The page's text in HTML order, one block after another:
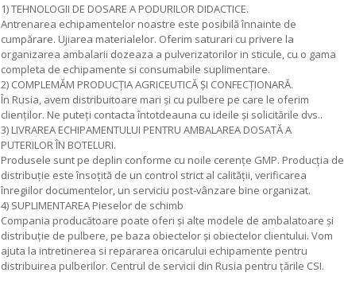
1) TEHNOLOGII DE DOSARE A PODURILOR DIDACTICE.
Antrenarea echipamentelor noastre este posibilă înnainte de
cumpărare. Ujiarea materialelor. Oferim saturari cu privere la
organizarea ambalarii dozeaza a pulverizatorilor in sticule, cu o gama
completa de echipamente si consumabile suplimentare.
2) COMPLEMĂM PRODUCŢIA AGRICEUTICĂ ŞI CONFECŢIONARĂ.
În Rusia, avem distribuitoare mari și cu pulbere pe care le oferim
clienților. Ne puteți contacta întotdeauna cu ideile și solicitările dvs..
3) LIVRAREA ECHIPAMENTULUI PENTRU AMBALAREA DOSATĂ A
PUTERILOR ÎN BOTELURI.
Produsele sunt pe deplin conforme cu noile cerențe GMP. Producţia de
distribuţie este însoțită de un control strict al calității, verificarea
înregiilor documentelor, un serviciu post-vânzare bine organizat.
4) SUPLIMENTAREA Pieselor de schimb
Compania producătoare poate oferi și alte modele de ambalatoare și
distribuție de pulbere, pe baza obiectelor și obiectelor clientului. Vom
ajuta la intretinerea si repararea oricarului echipamente pentru
distribuirea pulberilor. Centrul de servicii din Rusia pentru țările CSI.